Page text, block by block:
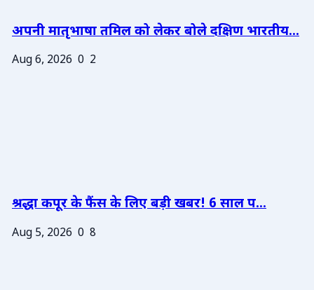
अपनी मातृभाषा तमिल को लेकर बोले दक्षिण भारतीय...
Aug 6, 2026 0 2
श्रद्धा कपूर के फैंस के लिए बड़ी खबर! 6 साल प...
Aug 5, 2026 0 8